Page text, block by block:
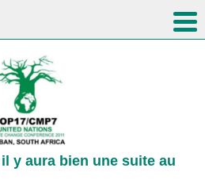
y aura bien une suite au